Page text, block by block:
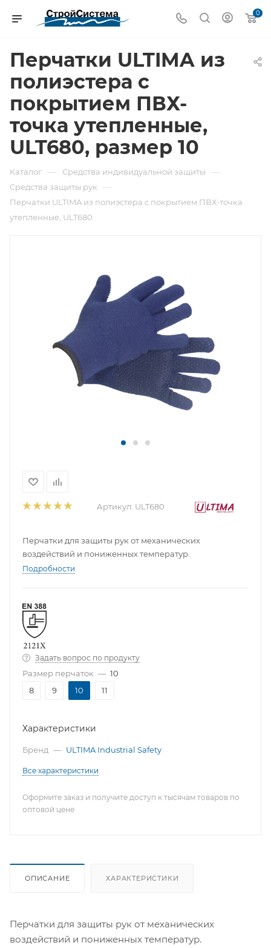
0
Перчатки ULTIMA из
полиэстера с
покрытием ПВХ-
точка утепленные,
ULT680, размер 10
Каталог — Средства индивидуальной защиты —
Средства защиты рук —
Перчатки ULTIMA из полиэстера с покрытием ПВХ-точка
утепленные, ULT680
Артикул: ULT680
Перчатки для защиты рук от механических
воздействий и пониженных температур.
Подробности
Задать вопрос по продукту
Размер перчаток — 10
8
9 10 11
Характеристики
Бренд — ULTIMA Industrial Safety
Все характеристики
Оформите заказ и получите доступ к тысячам товаров по
оптовой цене
ОПИСАНИЕ ХАРАКТЕРИСТИКИ
Перчатки для защиты рук от механических
воздействий и пониженных температур.